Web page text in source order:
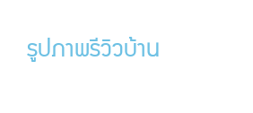
รูปภาพรีวิวบ้าน